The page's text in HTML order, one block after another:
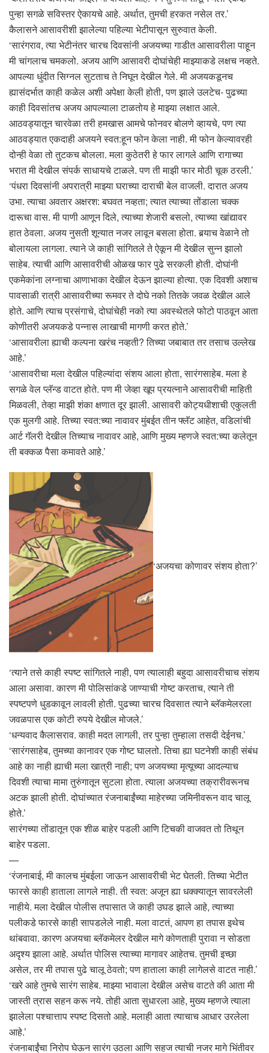
पुन्हा सगळे सविस्तर ऐकायचे आहे. अर्थात, तुमची हरकत नसेल तर.’
कैलासने आसावरीशी झालेल्या पहिल्या भेटीपासून सुरुवात केली.
‘सारंगराव, त्या भेटीनंतर चारच दिवसांनी अजयच्या गाडीत आसावरीला पाहून
मी चांगलाच चमकलो. अजय आणि आसावरी दोघांचेही माझ्याकडे लक्षच नव्हते.
आपल्या धुंदीत सिग्नल सुटताच ते निघून देखील गेले. मी अजयकडूनच
ह्यासंदर्भात काही कळेल अशी अपेक्षा केली होती, पण झाले उलटेच- पुढच्या
काही दिवसांतच अजय आपल्याला टाळतोय हे माझ्या लक्षात आले.
आठवड्यातून चारवेळा तरी हमखास आमचे फोनवर बोलणे व्हायचे, पण त्या
आठवड्यात एकदाही अजयने स्वत:हून फोन केला नाही. मी फोन केल्यावरही
दोन्ही वेळा तो तुटकच बोलला. मला कुठेतरी हे फार लागले आणि रागाच्या
भरात मी देखील संपर्क साधायचे टाळले. पण ती माझी फार मोठी चूक ठरली.’
‘पंधरा दिवसांनी अपरात्री माझ्या घराच्या दाराची बेल वाजली. दारात अजय
उभा. त्याचा अवतार अक्षरश: बघवत नव्हता; त्यात त्याच्या तोंडाला चक्क
दारूचा वास. मी पाणी आणून दिले, त्याच्या शेजारी बसलो, त्याच्या खांद्यावर
हात ठेवला. अजय नुसती शून्यात नजर लावून बसला होता. बर्‍याच वेळाने तो
बोलायला लागला. त्याने जे काही सांगितले ते ऐकून मी देखील सुन्न झालो
साहेब. त्याची आणि आसावरीची ओळख फार पुढे सरकली होती. दोघांनी
एकमेकांना लग्नाचा आणाभाका देखील देऊन झाल्या होत्या. एक दिवशी अशाच
पावसाळी रात्री आसावरीच्या रूमवर ते दोघे नको तितके जवळ देखील आले
होते. आणि त्याच प्रसंगाचे, दोघांचेही नको त्या अवस्थेतले फोटो पाठवून आता
कोणीतरी अजयकडे पन्नास लाखाची मागणी करत होते.’
‘आसावरीला ह्याची कल्पना खरंच नव्हती? तिच्या जबाबात तर तसाच उल्लेख
आहे.’
‘आसावरीचा मला देखील पहिल्यांदा संशय आला होता, सारंगसाहेब. मला हे
सगळे वेल प्लॅन्ड वाटत होते. पण मी जेव्हा खूप प्रयत्नाने आसावरीची माहिती
मिळवली, तेव्हा माझी शंका क्षणात दूर झाली. आसावरी कोट्यधीशाची एकुलती
एक मुलगी आहे. तिच्या स्वत:च्या नावावर मुंबईत तीन फ्लॅट आहेत, वडिलांची
आर्ट गॅलरी देखील तिच्याच नावावर आहे, आणि मुख्य म्हणजे स्वत:च्या कलेतून
ती बक्कळ पैसा कमावते आहे.’
‘अजयचा कोणावर संशय होता?’
‘त्याने तसे काही स्पष्ट सांगितले नाही, पण त्यालाही बहुदा आसावरीचाच संशय
आला असावा. कारण मी पोलिसांकडे जाण्याची गोष्ट करताच, त्याने ती
स्पष्टपणे धुडकावून लावली होती. पुढच्या चारच दिवसात त्याने ब्लॅकमेलरला
जवळपास एक कोटी रुपये देखील मोजले.’
‘धन्यवाद कैलासराव. काही मदत लागली, तर पुन्हा तुम्हाला तसदी देईनच.’
‘सारंगसाहेब, तुमच्या कानावर एक गोष्ट घालतो. तिचा ह्या घटनेशी काही संबंध
आहे का नाही ह्याची मला खात्री नाही; पण अजयच्या मृत्यूच्या आदल्याच
दिवशी त्याचा मामा तुरुंगातून सुटला होता. त्याला अजयच्या तक्रारीवरूनच
अटक झाली होती. दोघांच्यात रंजनाबाईंच्या माहेरच्या जमिनीवरून वाद चालू
होते.’
सारंगच्या तोंडातून एक शीळ बाहेर पडली आणि टिचकी वाजवत तो तिथून
बाहेर पडला.
—
‘रंजनाबाई, मी कालच मुंबईला जाऊन आसावरीची भेट घेतली. तिच्या भेटीत
फारसे काही हाताला लागले नाही. ती स्वत: अजून ह्या धक्क्यातून सावरलेली
नाहीये. मला देखील पोलीस तपासात जे काही उघड झाले आहे, त्याच्या
पलीकडे फारसे काही सापडलेले नाही. मला वाटतं, आपण हा तपास इथेच
थांबवावा. कारण अजयचा ब्लॅकमेलर देखील मागे कोणताही पुरावा न सोडता
अदृश्य झाला आहे. अर्थात पोलिस त्याच्या मागावर आहेतच. तुमची इच्छा
असेल, तर मी तपास पुढे चालू ठेवतो; पण हाताला काही लागेलसे वाटत नाही.’
‘खरे आहे तुमचे सारंग साहेब. माझ्या भावाला देखील असेच वाटते की आता मी
जास्ती त्रास सहन करू नये. तोही आता सुधारला आहे, मुख्य म्हणजे त्याला
झालेला पश्चात्ताप स्पष्ट दिसतो आहे. मलाही आता त्याचाच आधार उरलेला
आहे.’
रंजनाबाईंचा निरोप घेऊन सारंग उठला आणि सहज त्याची नजर मागे भिंतीवर